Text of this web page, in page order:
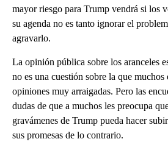
mayor riesgo para Trump vendrá si los
su agenda no es tanto ignorar el
agravarlo.
La opinión pública sobre los aranceles
no es una cuestión sobre la que muchos
opiniones muy arraigadas. Pero las
dudas de que a muchos les preocupa
gravámenes de Trump pueda hacer
sus promesas de lo contrario.